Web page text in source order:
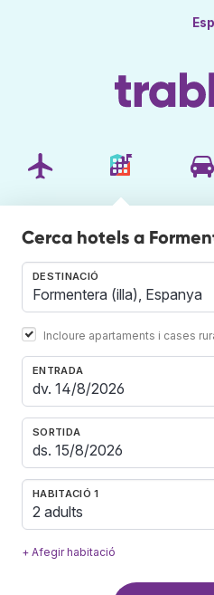
Cerca hotels a
DESTINACIÓ
Incloure apartaments i cases
ENTRADA
SORTIDA
HABITACIÓ 1
2 adults
+ Afegir habitació